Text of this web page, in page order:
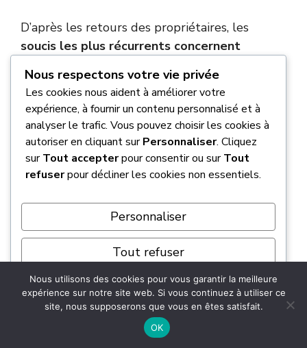
D’après les retours des propriétaires, les
soucis les plus récurrents concernent
dysfonctionnements au niveau du tableau de
contrôle ou de la charge de la batterie cellule
sont parfois signalés. Il faut donc bien tester
ces équipements.
L’autre point de vigilance concerne l’étanchéité,
autour des lanterneaux. Enfin, certains
utilisateurs notent desbruits parasites
(mobilier qui grince) ou des vis qui se
qui nécessite un petit resserrage périodique.
Quelle est la différence entre un
Nous respectons votre vie privée
Les cookies nous aident à améliorer votre
expérience, à fournir un contenu personnalisé et à
analyser le trafic. Vous pouvez choisir les cookies à
autoriser en cliquant surPersonnaliser. Cliquez
surTout accepterpour consentir ou surTout
refuserpour décliner les cookies non essentiels.
Personnaliser
Tout refuser
Tout accepter
Nous utilisons des cookies pour vous garantir la meilleure
expérience sur notre site web. Si vous continuez à utiliser ce
site, nous supposerons que vous en êtes satisfait.
OK